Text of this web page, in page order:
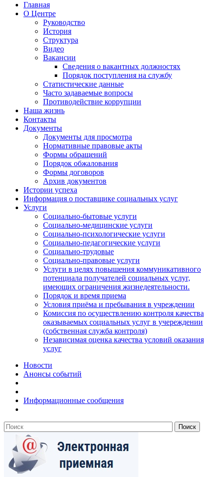
Главная
О Центре
Руководство
История
Структура
Видео
Вакансии
Сведения о вакантных должностях
Порядок поступления на службу
Статистические данные
Часто задаваемые вопросы
Противодействие коррупции
Наша жизнь
Контакты
Документы
Документы для просмотра
Нормативные правовые акты
Формы обращений
Порядок обжалования
Формы договоров
Архив документов
Истории успеха
Информация о поставщике социальных услуг
Услуги
Социально-бытовые услуги
Социально-медицинские услуги
Социально-психологические услуги
Социально-педагогические услуги
Социально-трудовые
Социально-правовые услуги
Услуги в целях повышения коммуникативного
потенциала получателей социальных услуг,
имеющих ограничения жизнедеятельности.
Порядок и время приема
Условия приёма и пребывания в учреждении
Комиссия по осуществлению контроля качества
оказываемых социальных услуг в учереждении
(собственная служба контроля)
Независимая оценка качества условий оказания
услуг
Новости
Анонсы событий
Информационные сообщения